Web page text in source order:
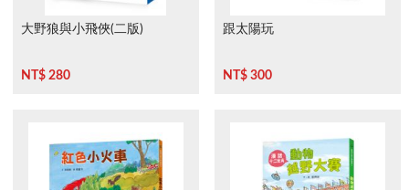
大野狼與小飛俠(二版)
NT$ 280
跟太陽玩
NT$ 300